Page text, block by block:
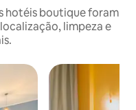
hotéis boutique foram
limpeza e